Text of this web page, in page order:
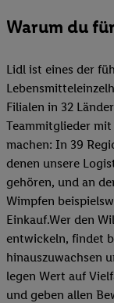
Warum du
Lidl ist eines der
Filialen in 32
Teammitglieder
machen: In 39
denen unsere
gehören, und an
Wimpfen
Einkauf.Wer den
entwickeln, findet
hinauszuwachsen
legen Wert auf
und geben allen